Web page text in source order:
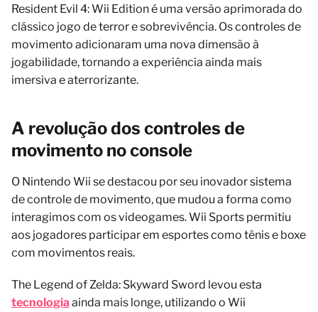
Resident Evil 4: Wii Edition é uma versão aprimorada do
clássico jogo de terror e sobrevivência. Os controles de
movimento adicionaram uma nova dimensão à
jogabilidade, tornando a experiência ainda mais
imersiva e aterrorizante.
A revolução dos controles de
movimento no console
O Nintendo Wii se destacou por seu inovador sistema
de controle de movimento, que mudou a forma como
interagimos com os videogames. Wii Sports permitiu
aos jogadores participar em esportes como tênis e boxe
com movimentos reais.
The Legend of Zelda: Skyward Sword levou esta
tecnologia ainda mais longe, utilizando o Wii